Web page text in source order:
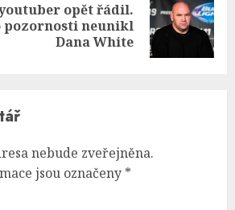
opět řádil.
pozornosti neunikl
Dana White
nebude zveřejněna.
jsou označeny *